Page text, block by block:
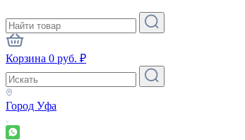
Корзина 0 руб. ₽
Город Уфа